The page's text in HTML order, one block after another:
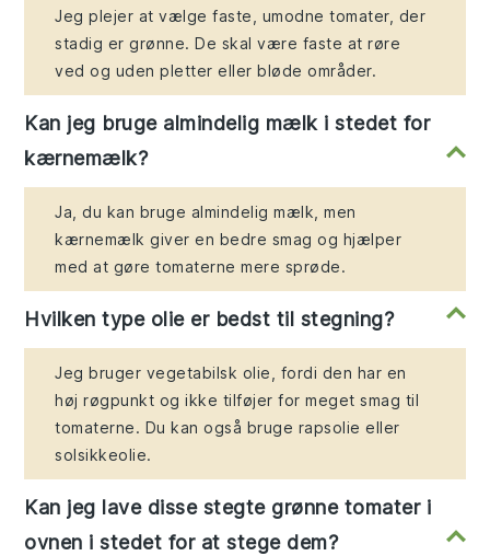
Jeg plejer at vælge faste, umodne tomater, der
stadig er grønne. De skal være faste at røre
ved og uden pletter eller bløde områder.
Kan jeg bruge almindelig mælk i stedet for
kærnemælk?
Ja, du kan bruge almindelig mælk, men
kærnemælk giver en bedre smag og hjælper
med at gøre tomaterne mere sprøde.
Hvilken type olie er bedst til stegning?
Jeg bruger vegetabilsk olie, fordi den har en
høj røgpunkt og ikke tilføjer for meget smag til
tomaterne. Du kan også bruge rapsolie eller
solsikkeolie.
Kan jeg lave disse stegte grønne tomater i
ovnen i stedet for at stege dem?